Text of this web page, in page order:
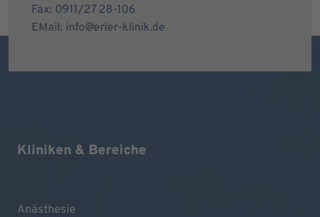
Fax: 0911/27 28-106
EMail: info@erler-klinik.de
Kliniken & Bereiche
Anästhesie